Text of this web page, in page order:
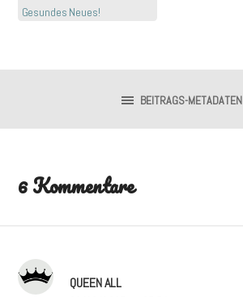
Gesundes Neues!
BEITRAGS-METADATEN
6 Kommentare
QUEEN ALL